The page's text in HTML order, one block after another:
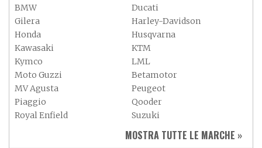
BMW
Ducati
Gilera
Harley-Davidson
Honda
Husqvarna
Kawasaki
KTM
Kymco
LML
Moto Guzzi
Betamotor
MV Agusta
Peugeot
Piaggio
Qooder
Royal Enfield
Suzuki
Triumph
Yamaha
MOSTRA TUTTE LE MARCHE »